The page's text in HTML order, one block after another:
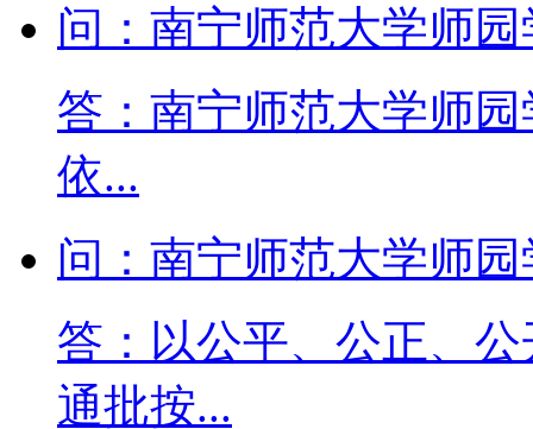
问：南宁师范大学师
答：南宁师范大学师
依...
问：南宁师范大学师
答：以公平、公正、
通批按...